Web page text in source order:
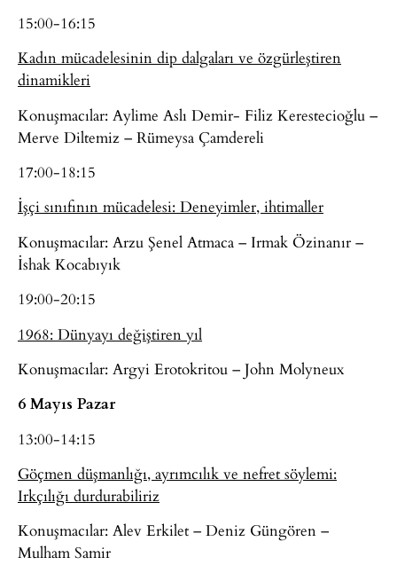
15:00-16:15
Kadın mücadelesinin dip dalgaları ve özgürleştiren
dinamikleri
Konuşmacılar: Aylime Aslı Demir- Filiz Kerestecioğlu –
Merve Diltemiz – Rümeysa Çamdereli
17:00-18:15
İşçi sınıfının mücadelesi: Deneyimler, ihtimaller
Konuşmacılar: Arzu Şenel Atmaca – Irmak Özinanır –
İshak Kocabıyık
19:00-20:15
1968: Dünyayı değiştiren yıl
Konuşmacılar: Argyi Erotokritou – John Molyneux
6 Mayıs Pazar
13:00-14:15
Göçmen düşmanlığı, ayrımcılık ve nefret söylemi:
Irkçılığı durdurabiliriz
Konuşmacılar: Alev Erkilet – Deniz Güngören –
Mulham Samir